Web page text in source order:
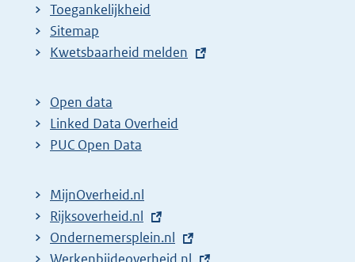
Toegankelijkheid
Sitemap
E
t
e
r
l
i
n
Kwetsbaarheid melden
Open data
Linked Data Overheid
PUC Open Data
MijnOverheid.nl
E
x
Rijksoverheid.nl
E
Ondernemersplein.nl